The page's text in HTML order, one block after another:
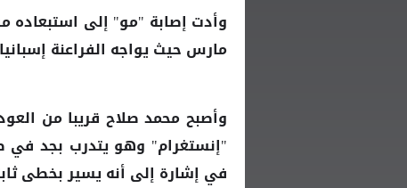
وأدت إصابة "مو" إلى استبعاده
مارس حيث يواجه الفراعنة
وأصبحمحمد صلاح قريبا من
"إنستغرام" وهو يتدرب بجد في
في إشارة إلى أنه يسير بخطى